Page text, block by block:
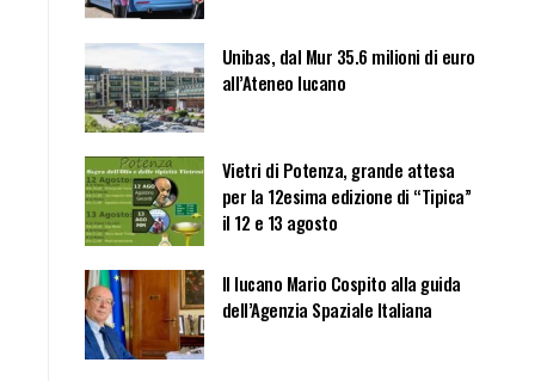
Unibas, dal Mur 35.6 milioni di euro
all’Ateneo lucano
Vietri di Potenza, grande attesa
per la 12esima edizione di “Tipica”
il 12 e 13 agosto
Il lucano Mario Cospito alla guida
dell’Agenzia Spaziale Italiana